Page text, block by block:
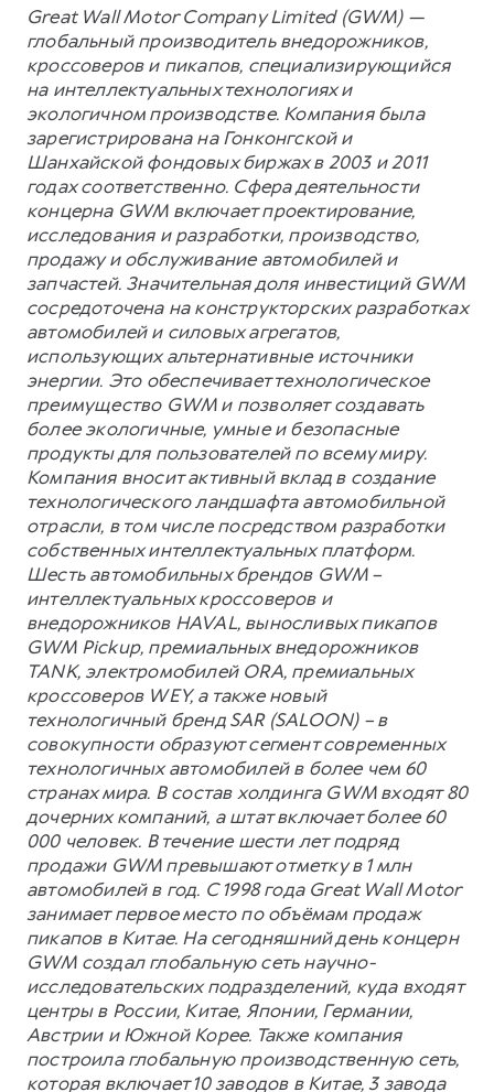
Great Wall Motor Company Limited (GWM) —
глобальный производитель внедорожников,
кроссоверов и пикапов, специализирующийся
на интеллектуальных технологиях и
экологичном производстве. Компания была
зарегистрирована на Гонконгской и
Шанхайской фондовых биржах в 2003 и 2011
годах соответственно. Сфера деятельности
концерна GWM включает проектирование,
исследования и разработки, производство,
продажу и обслуживание автомобилей и
запчастей. Значительная доля инвестиций GWM
сосредоточена на конструкторских разработках
автомобилей и силовых агрегатов,
использующих альтернативные источники
энергии. Это обеспечивает технологическое
преимущество GWM и позволяет создавать
более экологичные, умные и безопасные
продукты для пользователей по всему миру.
Компания вносит активный вклад в создание
технологического ландшафта автомобильной
отрасли, в том числе посредством разработки
собственных интеллектуальных платформ.
Шесть автомобильных брендов GWM –
интеллектуальных кроссоверов и
внедорожников HAVAL, выносливых пикапов
GWM Pickup, премиальных внедорожников
TANK, электромобилей ORA, премиальных
кроссоверов WEY, а также новый
технологичный бренд SAR (SALOON) – в
совокупности образуют сегмент современных
технологичных автомобилей в более чем 60
странах мира. В состав холдинга GWM входят 80
дочерних компаний, а штат включает более 60
000 человек. В течение шести лет подряд
продажи GWM превышают отметку в 1 млн
автомобилей в год. С 1998 года Great Wall Motor
занимает первое место по объёмам продаж
пикапов в Китае. На сегодняшний день концерн
GWM создал глобальную сеть научно-
исследовательских подразделений, куда входят
центры в России, Китае, Японии, Германии,
Австрии и Южной Корее. Также компания
построила глобальную производственную сеть,
которая включает 10 заводов в Китае, 3 завода